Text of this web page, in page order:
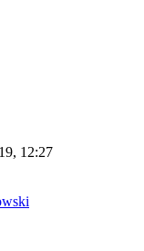
12:27